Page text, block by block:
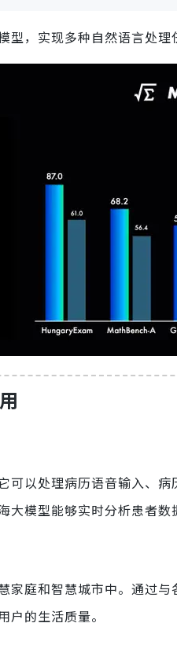
，实现多种自然语言处理
可以处理病历语音输入、
模型能够实时分析患者数
家庭和智慧城市中。通过
的生活质量。